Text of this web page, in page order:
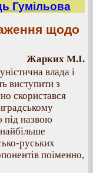
Гумільова
щодо
Жарких М.І.
влада і
виступити з
скористався
під назвою
руських
поіменно,